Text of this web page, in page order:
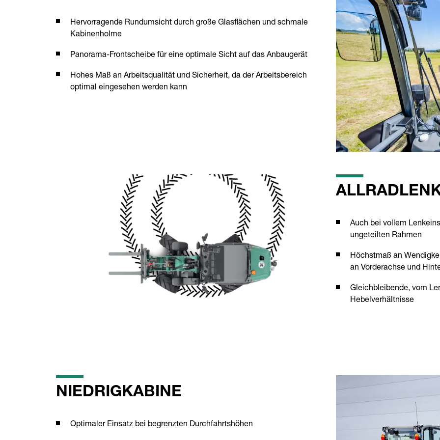
Hervorragende Rundumsicht durch große Glasflächen und schmale
Kabinenholme
Panorama-Frontscheibe für eine optimale Sicht auf das Anbaugerät
Hohes Maß an Arbeitsqualität und Sicherheit, da der Arbeitsbereich
optimal eingesehen werden kann
Auch bei vollem
ungeteilten Rahmen
Höchstmaß an
an Vorderachse und
Gleichbleibende, vom
Hebelverhältnisse
NIEDRIGKABINE
Optimaler Einsatz bei begrenzten Durchfahrtshöhen